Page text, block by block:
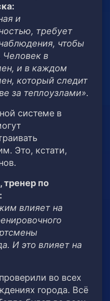
и
требует
чтобы
в
и в каждом
который следит
за теплоузлами».
системе в
Это, кстати,
тренер по
влияет на
И это влияет на
во всех
города. Всё